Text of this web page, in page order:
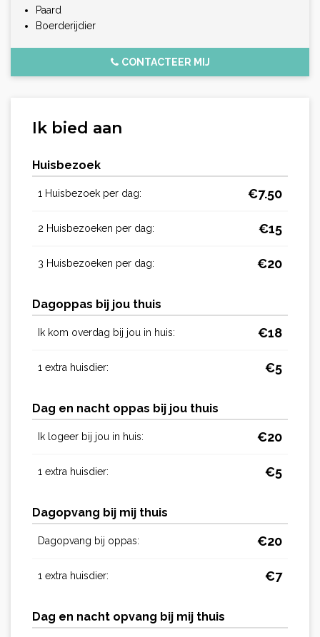
Paard
Boerderijdier
CONTACTEER MIJ
Ik bied aan
Huisbezoek
1 Huisbezoek per dag: €7.50
2 Huisbezoeken per dag: €15
3 Huisbezoeken per dag: €20
Dagoppas bij jou thuis
Ik kom overdag bij jou in huis: €18
1 extra huisdier: €5
Dag en nacht oppas bij jou thuis
Ik logeer bij jou in huis: €20
1 extra huisdier: €5
Dagopvang bij mij thuis
Dagopvang bij oppas: €20
1 extra huisdier: €7
Dag en nacht opvang bij mij thuis